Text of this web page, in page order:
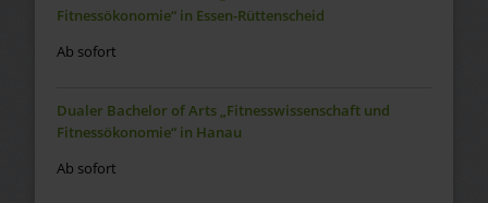
Fitnessökonomie“ in Essen-Rüttenscheid
Ab sofort
Dualer Bachelor of Arts „Fitnesswissenschaft und
Fitnessökonomie“ in Hanau
Ab sofort